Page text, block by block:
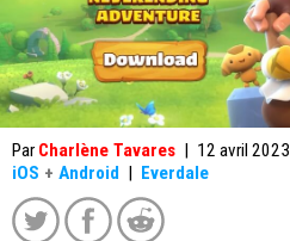
Par Charlène Tavares | 12 avril 2023
iOS + Android | Everdale